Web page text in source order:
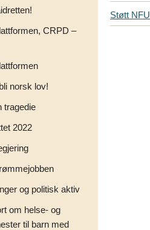
CRPD –
norsk lov!
tragedie
2022
og politisk aktiv
om helse- og
til barn med
i
p
Støtt NFU